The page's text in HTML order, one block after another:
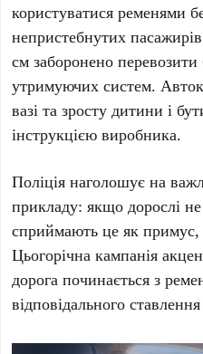
користуватися ременями
непристебнутих
см заборонено перевозити
утримуючих систем.
вазі та зросту дитини і
інструкцією виробника.
Поліція наголошує на
прикладу: якщо дорослі
сприймають це як примус,
Цьогорічна кампанія
дорога починається з
відповідального